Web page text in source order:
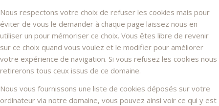
Nous respectons votre choix de refuser les cookies mais pour
éviter de vous le demander à chaque page laissez nous en
utiliser un pour mémoriser ce choix. Vous êtes libre de revenir
sur ce choix quand vous voulez et le modifier pour améliorer
votre expérience de navigation. Si vous refusez les cookies nous
retirerons tous ceux issus de ce domaine.
Nous vous fournissons une liste de cookies déposés sur votre
ordinateur via notre domaine, vous pouvez ainsi voir ce qui y est